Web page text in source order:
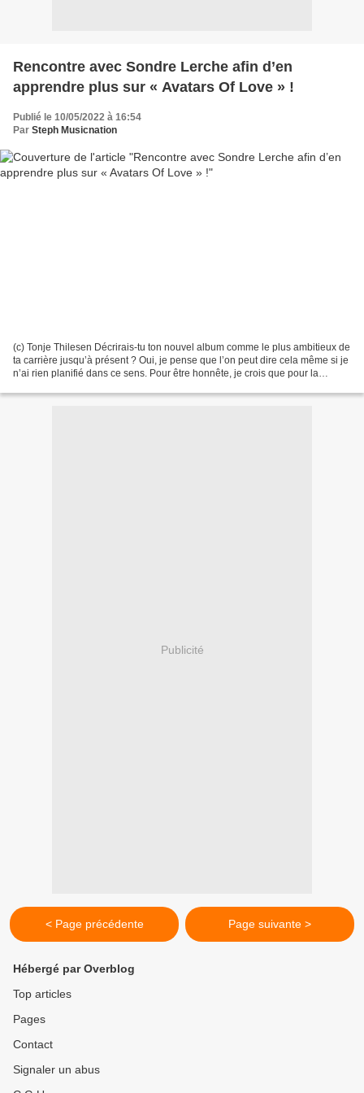
Rencontre avec Sondre Lerche afin d’en
apprendre plus sur « Avatars Of Love » !
Publié le 10/05/2022 à 16:54
Par Steph Musicnation
(c) Tonje Thilesen Décrirais-tu ton nouvel album comme le plus ambitieux de
ta carrière jusqu’à présent ? Oui, je pense que l’on peut dire cela même si je
n’ai rien planifié dans ce sens. Pour être honnête, je crois que pour la
Publicité
< Page précédente Page suivante >
Hébergé par Overblog
Top articles
Pages
Contact
Signaler un abus